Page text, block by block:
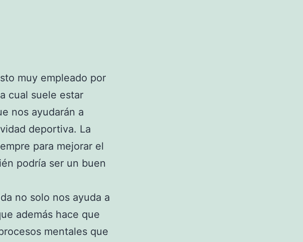
muy empleado por
cual suele estar
nos ayudarán a
deportiva. La
para mejorar el
podría ser un buen
no solo nos ayuda a
además hace que
mentales que